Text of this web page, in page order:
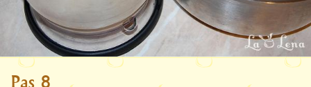
Pas 8